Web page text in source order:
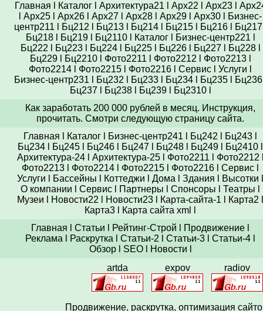
Главная Каталогl Архитектура21 Арх22 Арх23l
Арх25 Арх26 Арх27 Арх28 Арх29 Арх30
Бизнес-
центр211
Бц212 Бц213l Бц214l Бц215l Бц216l Бц217
Бц218l Бц219l Бц2110l Каталогl Бизнес-центр221
Бц222
Бц223l Бц224l Бц225l Бц226l Бц227 Бц228l
Бц229l Бц2210l Фото2211 Фото2212 Фото2213l
Фото2214
Фото2215 Фото2216 Сервис Услуги
Бизнес-центр231
Бц232 Бц233l Бц234l Бц235l Бц236
Бц237
Бц238l Бц239l Бц2310l
Как заработать 200 000 рублей в месяц. Инструкция,
прочитать. Смотри следующую страницу сайта.
Главная
Каталог Бизнес-центр241 Бц242 Бц243
Бц234
Бц245 Бц246 Бц247 Бц248 Бц249 Бц2410
Архитектура-24l Архитектура-25l Фото2211 Фото2212
Фото2213
Фото2214 Фото2215 Фото2216 Сервис
Услуги
Бассейны Коттеджи Дома Здания Высотки
О компании
Сервис Партнеры Спонсоры Театры
Музеи
Новости22 Новости23 Карта-сайта-1 Карта2
Карта3
Карта сайта xml
Главная
Статьи Рейтинг-Строй Продвижение
Реклама
Раскрутка Статьи-2 Статьи-3 Статьи-4
Обзорl SEOl Новости
artda
expov radiov
Продвижение, раскрутка, оптимизация